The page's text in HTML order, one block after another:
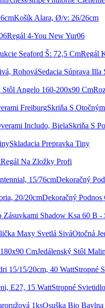
Košík Alara, Ø/v: 26/26cm
Regál 4-You New Yur06
Regál
Sedacia Súprava Illa
Skriňa S
Skriňa S
Skladacia Prepravka Tiny
Regál Na Zložky Profi
Dekoračný
Dekoračný
Otočná
Jedálenský Stôl
Stropné
Stropné
Osuška Bio